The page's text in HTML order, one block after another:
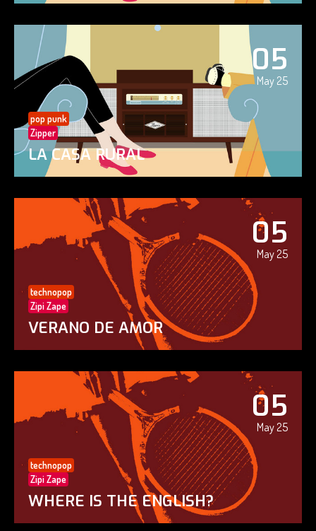
05
May 25
pop punk
Zipper
LA CASA RURAL
05
May 25
technopop
Zipi Zape
VERANO DE AMOR
05
May 25
technopop
Zipi Zape
WHERE IS THE ENGLISH?